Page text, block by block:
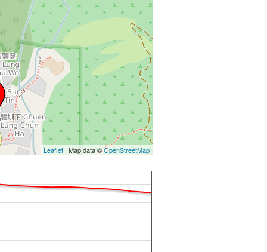
Leaflet | Map data ©OpenStreetMap